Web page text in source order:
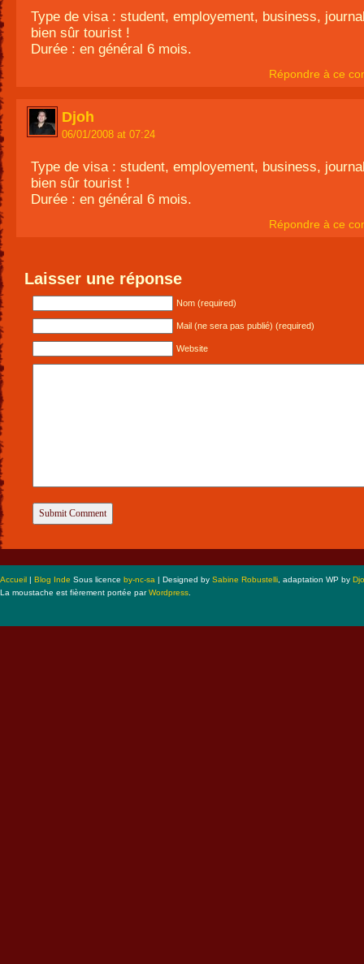
Type de visa : student, employement, business,
bien sûr tourist !
Durée : en général 6 mois.
Répondre à ce
Djoh
06/01/2008 at 07:24
Type de visa : student, employement, business,
bien sûr tourist !
Durée : en général 6 mois.
Répondre à ce
Laisser une réponse
Nom (required)
Mail (ne sera pas publié) (required)
Website
Accueil | Blog Inde Sous licence by-nc-sa | Designed by Sabine Robustelli , adaptation WP by
La moustache est fièrement portée parWordpress